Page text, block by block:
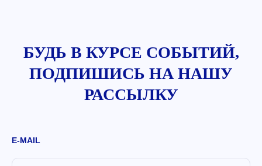
БУДЬ В КУРСЕ СОБЫТИЙ,
ПОДПИШИСЬ НА НАШУ
РАССЫЛКУ
E-MAIL